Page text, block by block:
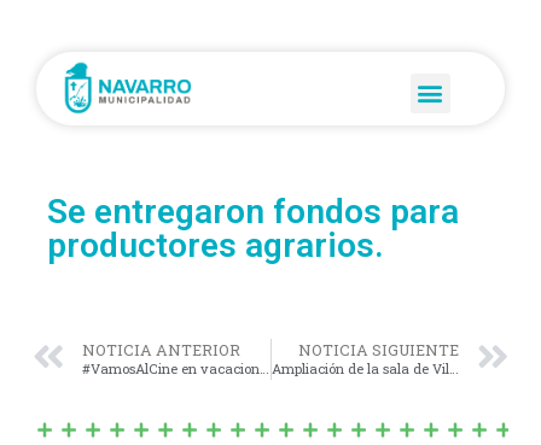
Se entregaron fondos para
productores agrarios.
NOTICIA ANTERIOR
#VamosAlCine en vacaciones de invierno
NOTICIA SIGUIENTE
Ampliación de la sala de Villa Moll y nuevo sillón Odontológico